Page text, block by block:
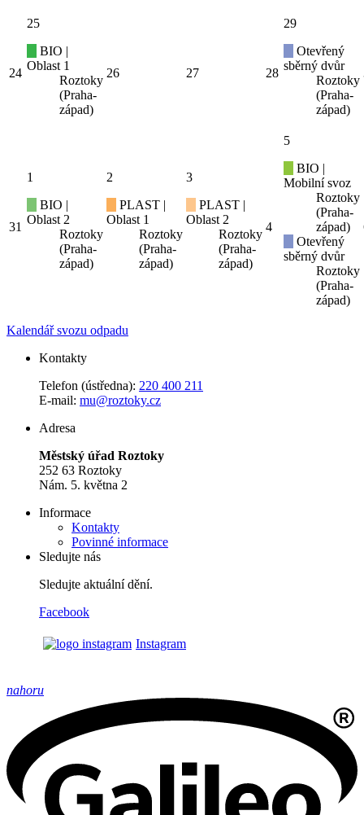
24
25
BIO |
Oblast 1
Roztoky
(Praha-
západ)
26 27 28
29
Otevřený
sběrný dvůr
Roztoky
(Praha-
západ)
31
1
BIO |
Oblast 2
Roztoky
(Praha-
západ)
2
PLAST |
Oblast 1
Roztoky
(Praha-
západ)
3
PLAST |
Oblast 2
Roztoky
(Praha-
západ)
4
5
BIO |
Mobilní svoz
Roztoky
(Praha-
západ)
Otevřený
sběrný dvůr
Roztoky
(Praha-
západ)
Kalendář svozu odpadu
Kontakty
Telefon (ústředna): 220 400 211
E-mail: mu@roztoky.cz
Adresa
Městský úřad Roztoky
252 63 Roztoky
Nám. 5. května 2
Informace
Kontakty
Povinné informace
Sledujte nás
Sledujte aktuální dění.
Facebook
Instagram
nahoru